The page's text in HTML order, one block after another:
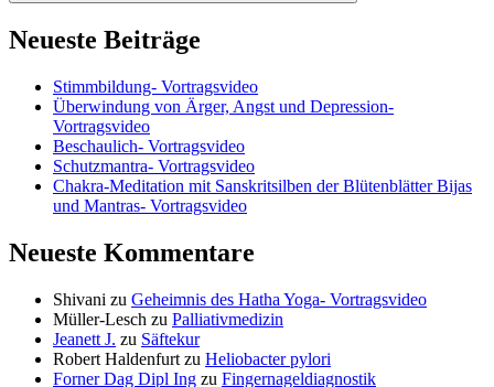
Neueste Beiträge
Stimmbildung- Vortragsvideo
Überwindung von Ärger, Angst und Depression-
Vortragsvideo
Beschaulich- Vortragsvideo
Schutzmantra- Vortragsvideo
Chakra-Meditation mit Sanskritsilben der Blütenblätter Bijas
und Mantras- Vortragsvideo
Neueste Kommentare
Shivani zu Geheimnis des Hatha Yoga- Vortragsvideo
Müller-Lesch zu Palliativmedizin
Jeanett J. zu Säftekur
Robert Haldenfurt zu Heliobacter pylori
Forner Dag Dipl Ing zu Fingernageldiagnostik